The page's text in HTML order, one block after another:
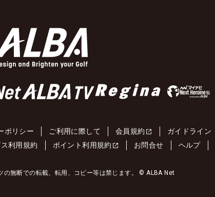
ポリシー ご利用に際して 会員規約 ガイドライン
利用規約 ポイント利用規約 お問合せ ヘルプ
の無断での転載、転用、コピー等は禁じます。 © ALBA Net